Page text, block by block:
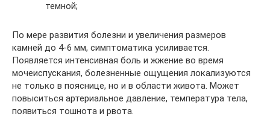
темной;
По мере развития болезни и увеличения размеров
камней до 4-6 мм, симптоматика усиливается.
Появляется интенсивная боль и жжение во время
мочеиспускания, болезненные ощущения локализуются
не только в пояснице, но и в области живота. Может
повыситься артериальное давление, температура тела,
появиться тошнота и рвота.